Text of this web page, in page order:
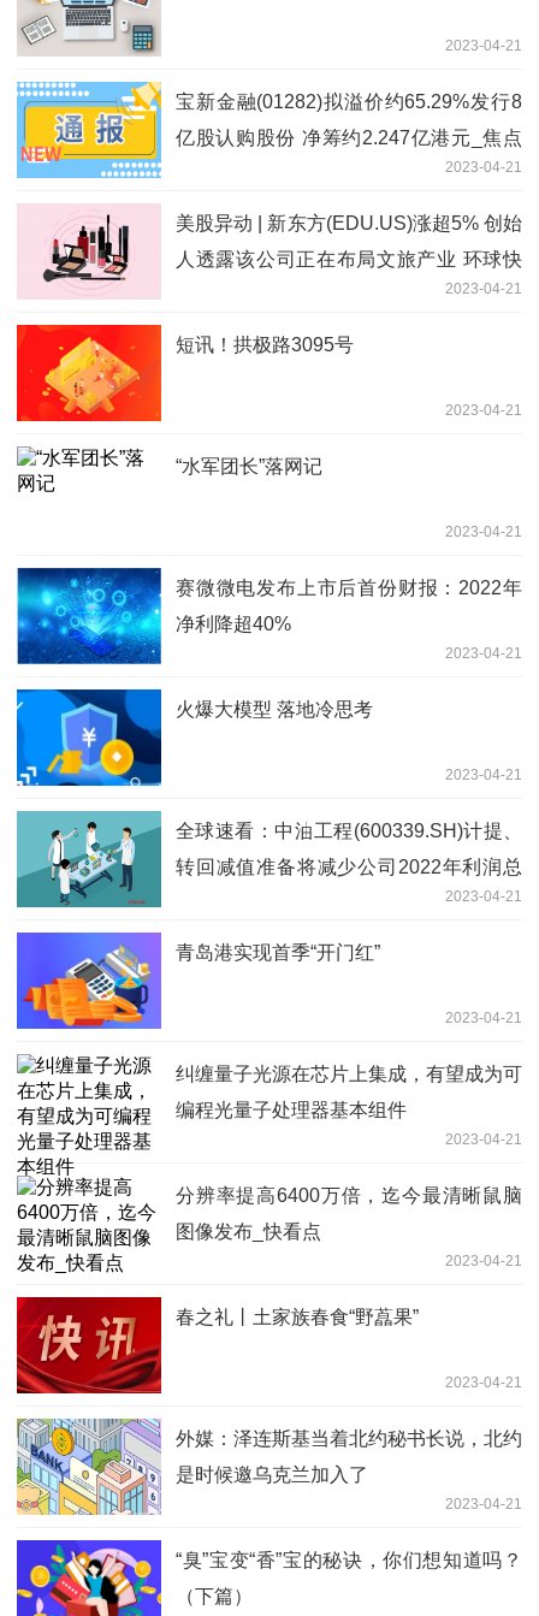
2023-04-21
宝新金融(01282)拟溢价约65.29%发行8
亿股认购股份 净筹约2.247亿港元_焦点
2023-04-21
美股异动 | 新东方(EDU.US)涨超5% 创始
人透露该公司正在布局文旅产业 环球快
2023-04-21
短讯！拱极路3095号
2023-04-21
“水军团长”落网记
2023-04-21
赛微微电发布上市后首份财报：2022年
净利降超40%
2023-04-21
火爆大模型 落地冷思考
2023-04-21
全球速看：中油工程(600339.SH)计提、
转回减值准备将减少公司2022年利润总
2023-04-21
青岛港实现首季“开门红”
2023-04-21
纠缠量子光源在芯片上集成，有望成为可
编程光量子处理器基本组件
2023-04-21
分辨率提高6400万倍，迄今最清晰鼠脑
图像发布_快看点
2023-04-21
春之礼丨土家族春食“野藠果”
2023-04-21
外媒：泽连斯基当着北约秘书长说，北约
是时候邀乌克兰加入了
2023-04-21
“臭”宝变“香”宝的秘诀，你们想知道吗？
（下篇）